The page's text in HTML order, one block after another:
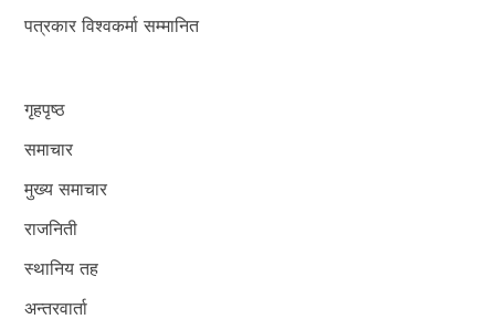
पत्रकार विश्वकर्मा सम्मानित
गृहपृष्ठ
समाचार
मुख्य समाचार
राजनिती
स्थानिय तह
अन्तरवार्ता